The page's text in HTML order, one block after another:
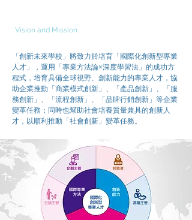
Vision and Mission
「創新未來學校」將致力於培育「國際化創新型專業
人才」，運用「專業方法論×深度學習法」的成功方
程式，培育具備全球視野、創新能力的專業人才，協
助企業推動「商業模式創新」、「產品創新」、「服
務創新」、「流程創新」、「品牌行銷創新」等企業
變革任務；同時也幫助社會培養質量兼具的創新人
才，以順利推動「社會創新」變革任務。